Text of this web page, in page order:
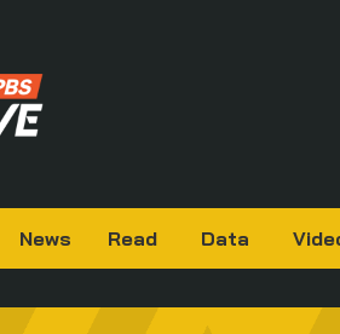
News Read Data